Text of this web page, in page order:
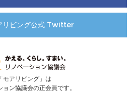
リビング公式 Twitter
「モアリビング」は
ョン協議会の正会員です。